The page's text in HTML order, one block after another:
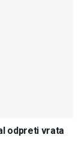
odpreti vrata